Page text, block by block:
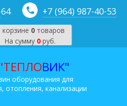
64 +7 (964) 987-40-53
корзине 0товаров
На сумму 0 руб.
ВИК"
оборудования для
отопления, канализации